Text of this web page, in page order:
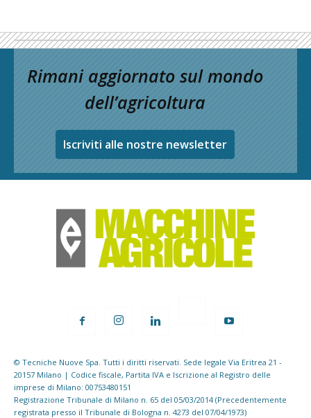
Rimani aggiornato sul mondo
dell’agricoltura
Iscriviti alle nostre newsletter
© Tecniche Nuove Spa. Tutti i diritti riservati. Sede legale Via Eritrea 21 -
20157 Milano | Codice fiscale, Partita IVA e Iscrizione al Registro delle
imprese di Milano: 00753480151
Registrazione Tribunale di Milano n. 65 del 05/03/2014 (Precedentemente
registrata presso il Tribunale di Bologna n. 4273 del 07/04/1973)